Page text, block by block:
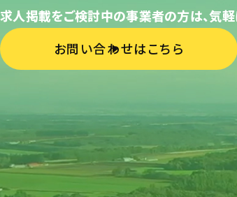
求人掲載をご検討中の事業者の方は、気軽
お問い合わせはこちら